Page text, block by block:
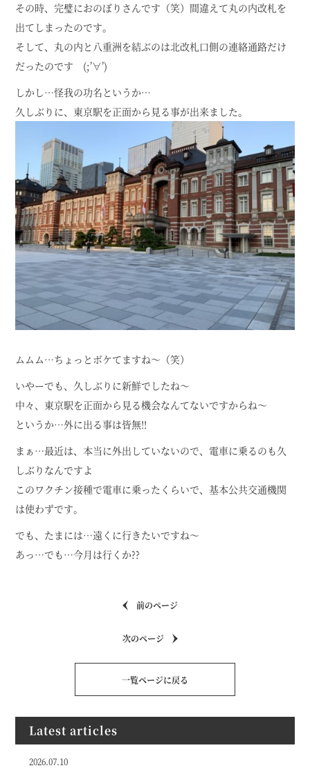
その時、完璧におのぼりさんです（笑）間違えて丸の内改札を
出てしまったのです。
そして、丸の内と八重洲を結ぶのは北改札口側の連絡通路だけ
だったのです (;’∀’)
しかし…怪我の功名というか…
久しぶりに、東京駅を正面から見る事が出来ました。
ムムム…ちょっとボケてますね～（笑）
いやーでも、久しぶりに新鮮でしたね～
中々、東京駅を正面から見る機会なんてないですからね～
というか…外に出る事は皆無!!
まぁ…最近は、本当に外出していないので、電車に乗るのも久
しぶりなんですよ
このワクチン接種で電車に乗ったくらいで、基本公共交通機関
は使わずです。
でも、たまには…遠くに行きたいですね～
あっ…でも…今月は行くか??
前のページ
一覧ページに戻る
次のページ
Latest articles
2026.07.10